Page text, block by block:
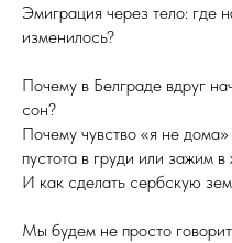
Эмиграция через тело: где
изменилось?
Почему в Белграде вдруг
сон?
Почему чувство «я не
пустота в груди или зажим в
И как сделать сербскую
Мы будем не просто